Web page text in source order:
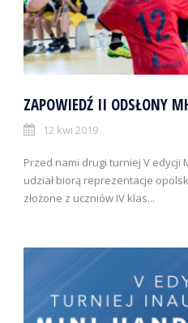
ZAPOWIEDŹ II ODSŁONY
12 kwi 2019
Przed nami drugi turniej V edycji
udział biorą reprezentacje
złożone z uczniów IV klas...